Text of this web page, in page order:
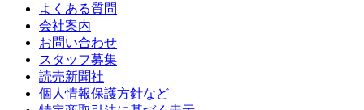
よくある質問
会社案内
お問い合わせ
スタッフ募集
読売新聞社
個人情報保護方針など